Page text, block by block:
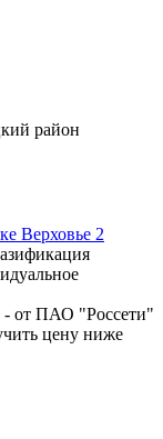
район
Верховье 2
- от ПАО "Россети"
цену ниже